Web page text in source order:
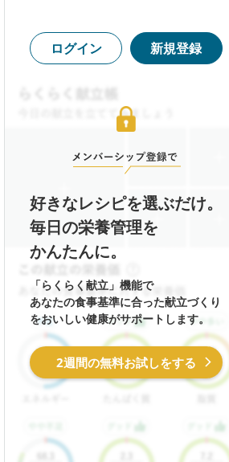
ログイン 新規登録
好きなレシピを選ぶだけ。
毎日の栄養管理を
かんたんに。
「らくらく献立」機能で
あなたの食事基準に合った献立づくり
をおいしい健康がサポートします。
2週間の無料お試しをする